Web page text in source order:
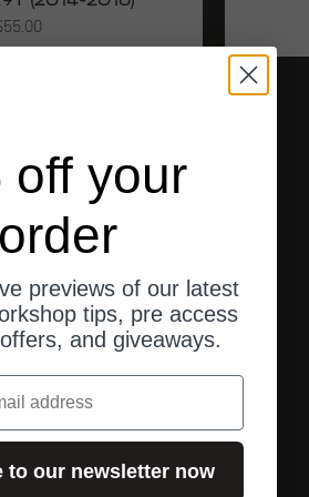
off your
order
previews of our latest
tips, pre access
and giveaways.
to our newsletter now